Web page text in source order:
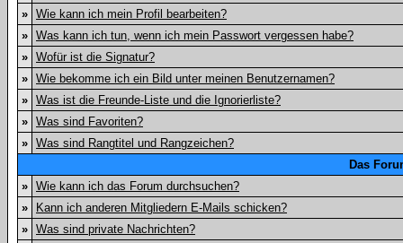
» Wie kann ich mein Profil bearbeiten?
» Was kann ich tun, wenn ich mein Passwort vergessen habe?
» Wofür ist die Signatur?
» Wie bekomme ich ein Bild unter meinen Benutzernamen?
» Was ist die Freunde-Liste und die Ignorierliste?
» Was sind Favoriten?
» Was sind Rangtitel und Rangzeichen?
Das
» Wie kann ich das Forum durchsuchen?
»
Kann ich anderen Mitgliedern E-Mails schicken?
» Was sind private Nachrichten?